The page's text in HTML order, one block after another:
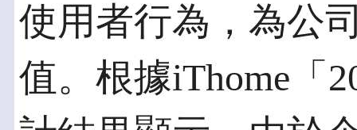
使用者行為，為公
值。根據iThome「